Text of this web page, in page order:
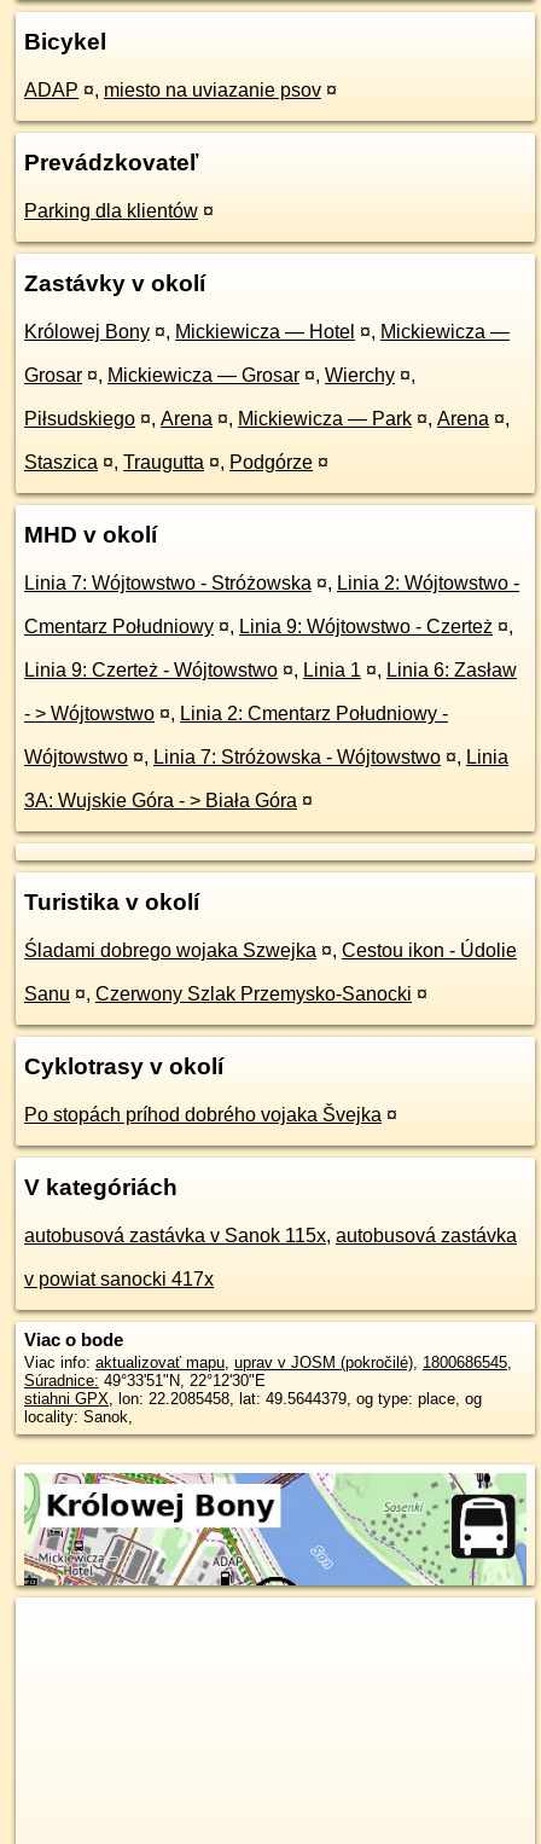
Bicykel
ADAP ¤, miesto na uviazanie psov ¤
Prevádzkovateľ
Parking dla klientów ¤
Zastávky v okolí
Królowej Bony ¤, Mickiewicza — Hotel ¤, Mickiewicza —
Grosar ¤, Mickiewicza — Grosar ¤, Wierchy ¤,
Piłsudskiego ¤, Arena ¤, Mickiewicza — Park ¤, Arena ¤,
Staszica ¤, Traugutta ¤, Podgórze ¤
MHD v okolí
Linia 7: Wójtowstwo - Stróżowska ¤, Linia 2: Wójtowstwo -
Cmentarz Południowy ¤, Linia 9: Wójtowstwo - Czerteż ¤,
Linia 9: Czerteż - Wójtowstwo ¤, Linia 1 ¤, Linia 6: Zasław
- > Wójtowstwo ¤, Linia 2: Cmentarz Południowy -
Wójtowstwo ¤, Linia 7: Stróżowska - Wójtowstwo ¤, Linia
3A: Wujskie Góra - > Biała Góra ¤
Turistika v okolí
Śladami dobrego wojaka Szwejka ¤, Cestou ikon - Údolie
Sanu ¤, Czerwony Szlak Przemysko-Sanocki ¤
Cyklotrasy v okolí
Po stopách príhod dobrého vojaka Švejka ¤
V kategóriách
autobusová zastávka v Sanok 115x, autobusová zastávka
v powiat sanocki 417x
Viac o bode
Viac info: aktualizovať mapu, uprav v JOSM (pokročilé), 1800686545,
Súradnice: 49°33'51"N, 22°12'30"E
stiahni GPX, lon: 22.2085458, lat: 49.5644379, og type: place, og
locality: Sanok,